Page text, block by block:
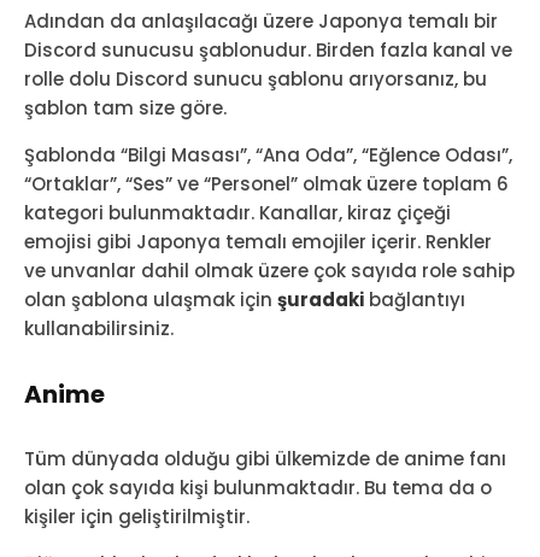
Adından da anlaşılacağı üzere Japonya temalı bir
Discord sunucusu şablonudur. Birden fazla kanal ve
rolle dolu Discord sunucu şablonu arıyorsanız, bu
şablon tam size göre.
Şablonda “Bilgi Masası”, “Ana Oda”, “Eğlence Odası”,
“Ortaklar”, “Ses” ve “Personel” olmak üzere toplam 6
kategori bulunmaktadır. Kanallar, kiraz çiçeği
emojisi gibi Japonya temalı emojiler içerir. Renkler
ve unvanlar dahil olmak üzere çok sayıda role sahip
olan şablona ulaşmak için şuradaki bağlantıyı
kullanabilirsiniz.
Anime
Tüm dünyada olduğu gibi ülkemizde de anime fanı
olan çok sayıda kişi bulunmaktadır. Bu tema da o
kişiler için geliştirilmiştir.